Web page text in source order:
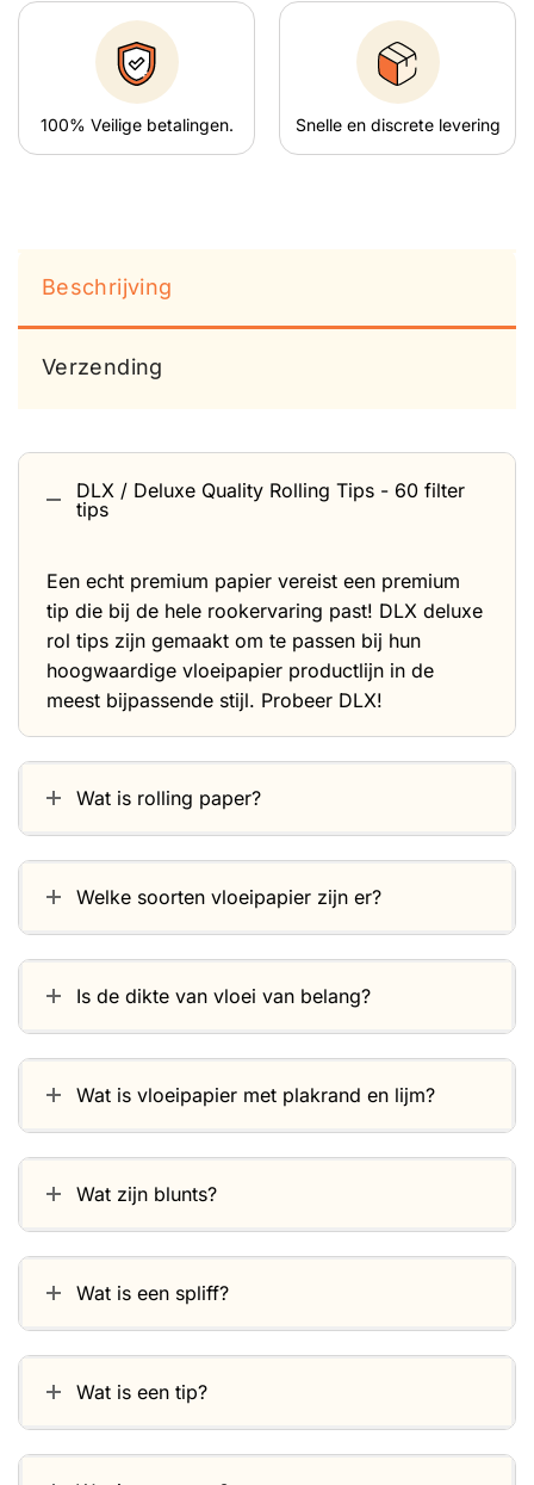
100% Veilige betalingen. Snelle en discrete levering
Beschrijving
Verzending
DLX / Deluxe Quality Rolling Tips - 60 filter
tips
Een echt premium papier vereist een premium
tip die bij de hele rookervaring past! DLX deluxe
rol tips zijn gemaakt om te passen bij hun
hoogwaardige vloeipapier productlijn in de
meest bijpassende stijl. Probeer DLX!
Wat is rolling paper?
Welke soorten vloeipapier zijn er?
Is de dikte van vloei van belang?
Wat is vloeipapier met plakrand en lijm?
Wat zijn blunts?
Wat is een spliff?
Wat is een tip?